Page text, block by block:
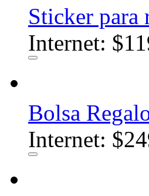
Sticker para
Internet:
Bolsa
Internet: